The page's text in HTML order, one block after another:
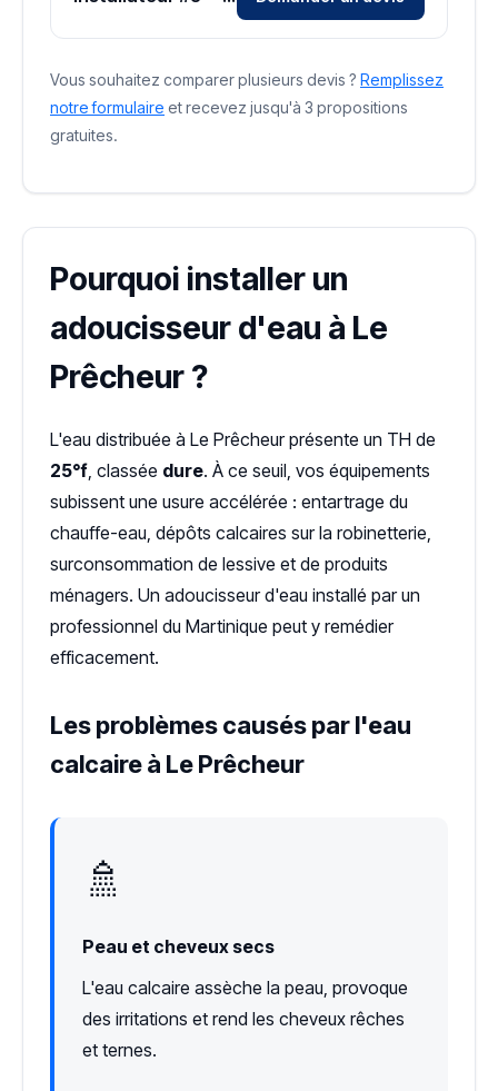
Vous souhaitez comparer plusieurs devis ? Remplissez
notre formulaire et recevez jusqu'à 3 propositions
gratuites.
Pourquoi installer un
adoucisseur d'eau à Le
Prêcheur ?
L'eau distribuée à Le Prêcheur présente un TH de
25°f , classée dure. À ce seuil, vos équipements
subissent une usure accélérée : entartrage du
chauffe-eau, dépôts calcaires sur la robinetterie,
surconsommation de lessive et de produits
ménagers. Un adoucisseur d'eau installé par un
professionnel du Martinique peut y remédier
efficacement.
Les problèmes causés par l'eau
calcaire à Le Prêcheur
🚿
Peau et cheveux secs
L'eau calcaire assèche la peau, provoque
des irritations et rend les cheveux rêches
et ternes.